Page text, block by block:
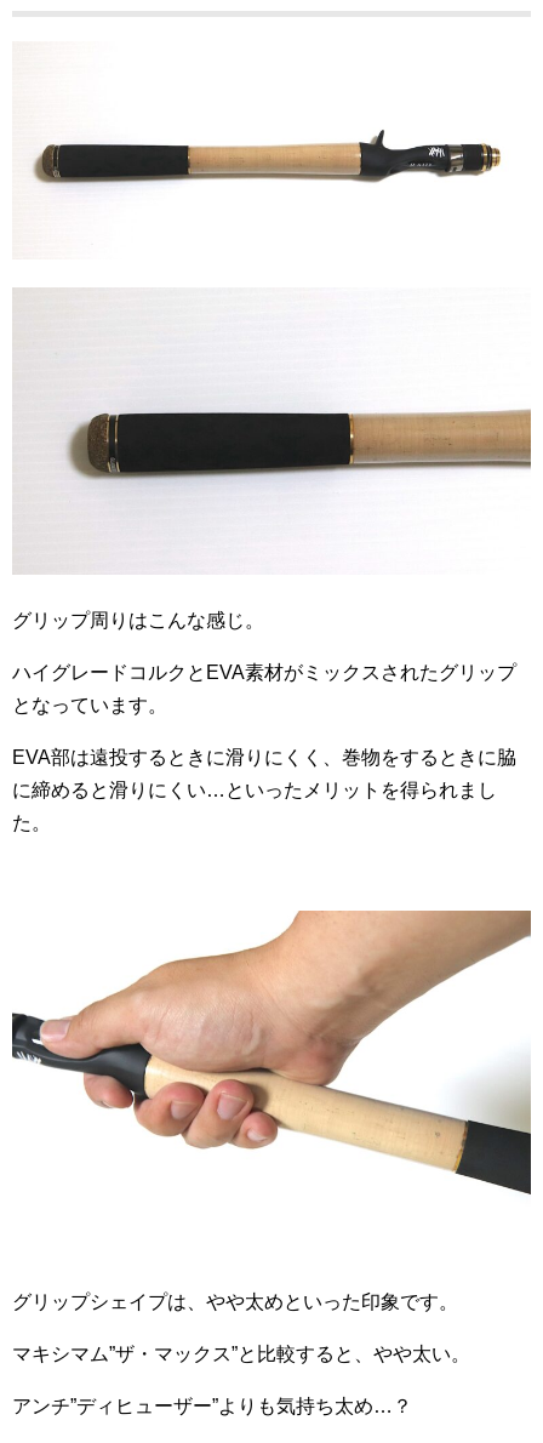
グリップ周りはこんな感じ。
ハイグレードコルクとEVA素材がミックスされたグリップ
となっています。
EVA部は遠投するときに滑りにくく、巻物をするときに脇
に締めると滑りにくい…といったメリットを得られまし
た。
グリップシェイプは、やや太めといった印象です。
マキシマム”ザ・マックス”と比較すると、やや太い。
アンチ”ディヒューザー”よりも気持ち太め…？